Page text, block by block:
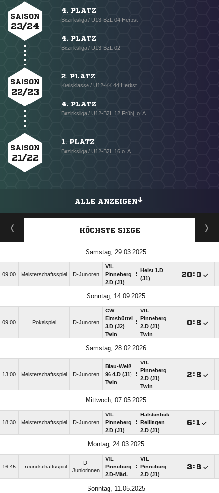
SAISON
23/24
4. PLATZ
Bezirksliga / U13-BZL 04 Herbst
4. PLATZ
Bezirksliga / U13-BZL 02
SAISON
22/23
2. PLATZ
Kreisklasse / U12-KK 44 Herbst
4. PLATZ
Bezirksliga / U12-BZL 12 Frühj. o. A.
SAISON
21/22
1. PLATZ
Bezirksliga / U12-BZL 16 o. A.
ALLE ANZEIGEN
HÖCHSTE SIEGE
Samstag, 29.03.2025
09:00 Meisterschaftsspiel D-Junioren
VfL
Pinneberg
2.D (J1)
:
Heist 1.D
(J1)
: 
Sonntag, 14.09.2025
09:00 Pokalspiel D-Junioren
GW
Eimsbüttel
3.D (J2)
Twin
:
VfL
Pinneberg
2.D (J1)
Twin
: 
Samstag, 28.02.2026
13:00 Meisterschaftsspiel D-Junioren
Blau-Weiß
96 4.D (J1)
Twin
:
VfL
Pinneberg
2.D (J1)
Twin
: 
Mittwoch, 07.05.2025
18:30 Meisterschaftsspiel D-Junioren
VfL
Pinneberg
2.D (J1)
:
Halstenbek-
Rellingen
2.D (J1)
:
Montag, 24.03.2025
16:45 Freundschaftsspiel
D-
Juniorinnen
VfL
Pinneberg
2.D-Mäd.
:
VfL
Pinneberg
2.D (J1)
: 
Sonntag, 11.05.2025